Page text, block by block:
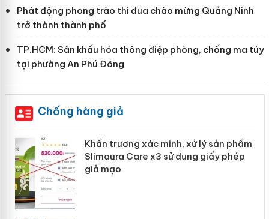
Phát động phong trào thi đua chào mừng Quảng Ninh
trở thành thành phố
TP.HCM: Sân khấu hóa thông điệp phòng, chống ma túy
tại phường An Phú Đông
Chống hàng giả
Khẩn trương xác minh, xử lý sản phẩm
Slimaura Care x3 sử dụng giấy phép
giả mạo